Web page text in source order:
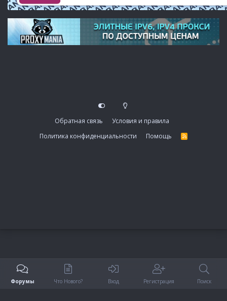
Обратная связь
Условия и правила
Политика конфиденциальности
Помощь
R
Форумы Что Нового? Вход Регистрация Поиск